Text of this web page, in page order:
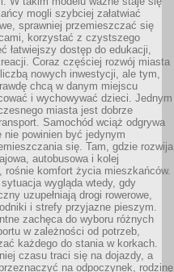
mogli szybciej załatwiać
sprawniej przemieszczać się
korzystać z czystszego
łatwiejszy dostęp do edukacji,
Coraz częściej rozwój miasta
nowych inwestycji, ale tym,
chcą w danym miejscu
i wychowywać dzieci. Jednym
miasta jest dobrze
Samochód wciąż odgrywa
nie powinien być jedynym
się. Tam, gdzie rozwija
autobusowa i kolej
rośnie komfort życia mieszkańców.
wygląda wtedy, gdy
uzupełniają drogi rowerowe,
i strefy przyjazne pieszym.
zachęca do wyboru różnych
w zależności od potrzeb,
każdego do stania w korkach.
czasu traci się na dojazdy, a
na odpoczynek, rodzinę